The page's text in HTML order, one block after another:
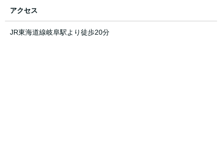
アクセス
JR東海道線岐阜駅より徒歩20分